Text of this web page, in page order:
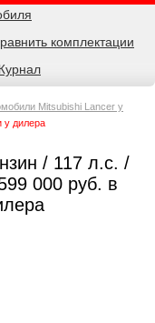
комплектации
Mitsubishi Lancer у
у дилера
/ 117 л.с. /
000 руб. в